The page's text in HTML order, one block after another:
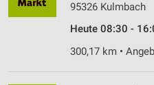
95326 Kulmbach
Heute 08:30 -
300,17 km •